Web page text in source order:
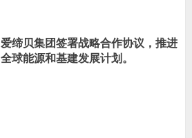
爱缔贝集团签署战略合作协议，推进
全球能源和基建发展计划。